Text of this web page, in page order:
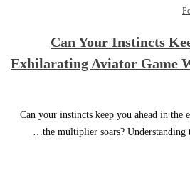
Can Your Instincts
Exhilarating Aviator Game
Can your instincts keep you ahead in the
the multiplier soars? Understanding